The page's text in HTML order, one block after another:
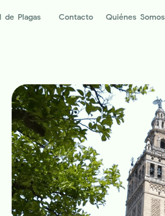
de Plagas Contacto Quiénes Somos